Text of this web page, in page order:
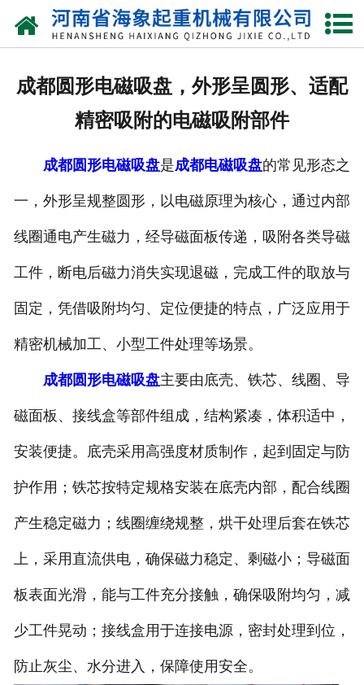
网站首页
厂区一角
案例展示
联系我们
成都圆形电磁吸盘，外形呈圆形、适配
精密吸附的电磁吸附部件
成都圆形电磁吸盘是成都电磁吸盘的常见形态之
一，外形呈规整圆形，以电磁原理为核心，通过内部
线圈通电产生磁力，经导磁面板传递，吸附各类导磁
工件，断电后磁力消失实现退磁，完成工件的取放与
固定，凭借吸附均匀、定位便捷的特点，广泛应用于
精密机械加工、小型工件处理等场景。
成都圆形电磁吸盘主要由底壳、铁芯、线圈、导
磁面板、接线盒等部件组成，结构紧凑，体积适中，
安装便捷。底壳采用高强度材质制作，起到固定与防
护作用；铁芯按特定规格安装在底壳内部，配合线圈
产生稳定磁力；线圈缠绕规整，烘干处理后套在铁芯
上，采用直流供电，确保磁力稳定、剩磁小；导磁面
板表面光滑，能与工件充分接触，确保吸附均匀，减
少工件晃动；接线盒用于连接电源，密封处理到位，
防止灰尘、水分进入，保障使用安全。